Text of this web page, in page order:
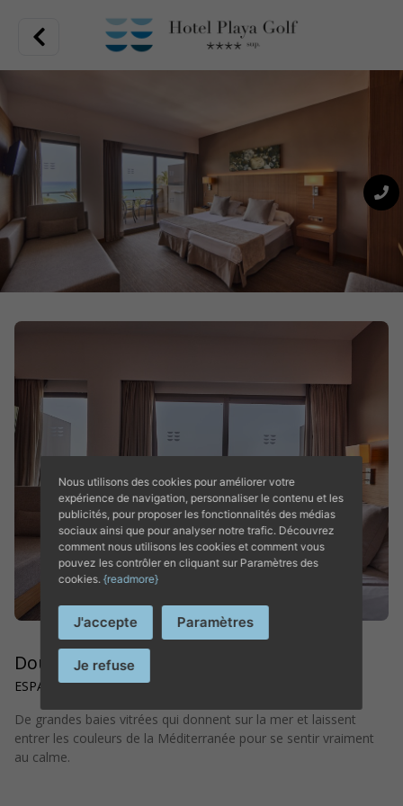
Unschlagbare Lage an der Playa de Palma, hochwertiges
gastronomisches Angebot in einer Vielzahl von Restaurants.
In der Nähe des Flughafens gelegen, können Sie von Ihrem
Zimmer aus das Meer fast berühren, eingebettet in eine
Gegend voller Aktivitäten, moderne und gemütliche Zimmer
und ein exquisites Angebot an Restaurants. All das finden
Sie im Hotel Playa Golf.
ENTDECKEN SIE DAS HOTEL
PLAYA GOLF
Double Supérieur Vue Sur la Mer
ESPACE CONFORTABLE ET RELAXANT
De grandes baies vitrées qui donnent sur la mer et laissent
entrer les couleurs de la Méditerranée pour se sentir vraiment
au calme.
Nous utilisons des cookies pour améliorer votre
expérience de navigation, personnaliser le contenu et les
publicités, pour proposer les fonctionnalités des médias
sociaux ainsi que pour analyser notre trafic. Découvrez
comment nous utilisons les cookies et comment vous
pouvez les contrôler en cliquant sur Paramètres des
cookies. {readmore}
J'accepte Paramètres
Je refuse